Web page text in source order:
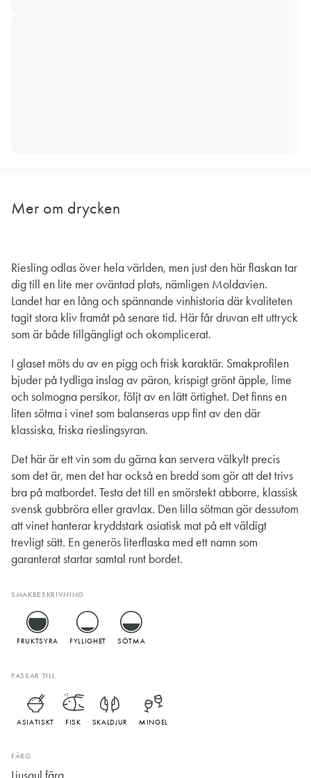
Mer om drycken
Riesling odlas över hela världen, men just den här flaskan tar
dig till en lite mer oväntad plats, nämligen Moldavien.
Landet har en lång och spännande vinhistoria där kvaliteten
tagit stora kliv framåt på senare tid. Här får druvan ett uttryck
som är både tillgängligt och okomplicerat.
I glaset möts du av en pigg och frisk karaktär. Smakprofilen
bjuder på tydliga inslag av päron, krispigt grönt äpple, lime
och solmogna persikor, följt av en lätt örtighet. Det finns en
liten sötma i vinet som balanseras upp fint av den där
klassiska, friska rieslingsyran.
Det här är ett vin som du gärna kan servera välkylt precis
som det är, men det har också en bredd som gör att det trivs
bra på matbordet. Testa det till en smörstekt abborre, klassisk
svensk gubbröra eller gravlax. Den lilla sötman gör dessutom
att vinet hanterar kryddstark asiatisk mat på ett väldigt
trevligt sätt. En generös literflaska med ett namn som
garanterat startar samtal runt bordet.
SMAKBESKRIVNING
FRUKTSYRA FYLLIGHET SÖTMA
PASSAR TILL
ASIATISKT FISK SKALDJUR MINGEL
FÄRG